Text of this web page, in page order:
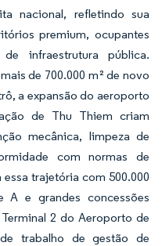
nacional, refletindo sua
premium, ocupantes
infraestrutura pública.
de 700.000 m² de novo
a expansão do aeroporto
de Thu Thiem criam
mecânica, limpeza de
com normas de
trajetória com 500.000
A e grandes concessões
2 do Aeroporto de
trabalho de gestão de